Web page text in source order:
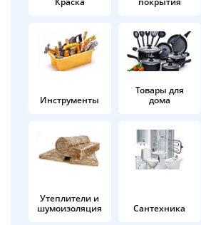
Инструменты
Товары для
дома
Утеплители и
шумоизоляция
Сантехника
в корзину
Оплачивайте сегодня только
25% картой любого банка
Получайте товар
выбранный способом
Оставшиеся
% будут